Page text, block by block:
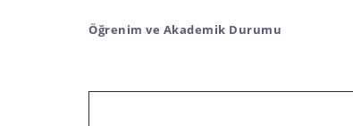
Öğrenim ve Akademik Durumu